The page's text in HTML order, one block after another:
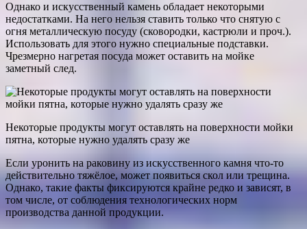
Однако и искусственный камень обладает некоторыми
недостатками. На него нельзя ставить только что снятую с
огня металлическую посуду (сковородки, кастрюли и проч.).
Использовать для этого нужно специальные подставки.
Чрезмерно нагретая посуда может оставить на мойке
заметный след.
Некоторые продукты могут оставлять на поверхности мойки
пятна, которые нужно удалять сразу же
Если уронить на раковину из искусственного камня что-то
действительно тяжёлое, может появиться скол или трещина.
Однако, такие факты фиксируются крайне редко и зависят, в
том числе, от соблюдения технологических норм
производства данной продукции.